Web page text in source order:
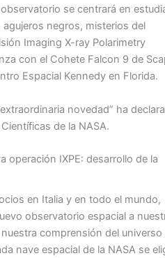
se centrará en
negros, misterios del
Imaging X-ray Polarimetry
con el Cohete Falcon 9 de
Espacial Kennedy en Florida.
novedad” ha
de la NASA.
operación IXPE: desarrollo de la
en Italia y en todo el mundo,
observatorio espacial a
comprensión del universo
nave espacial de la NASA se